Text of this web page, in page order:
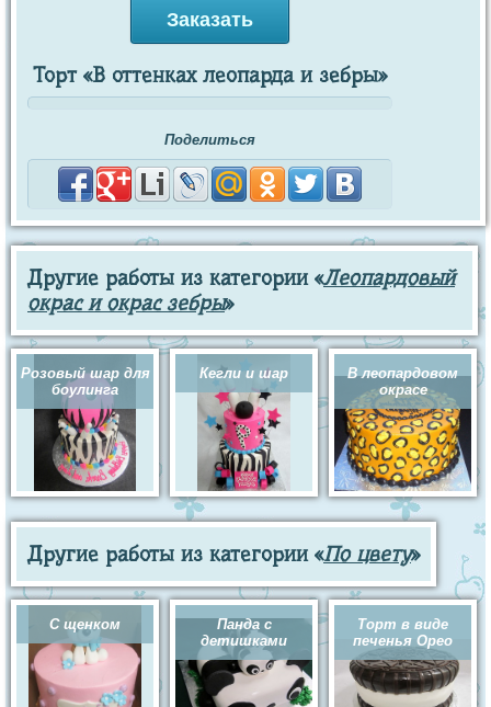
Заказать
Торт «В оттенках леопарда и зебры»
Поделиться
Другие работы из категории «Леопардовый
окрас и окрас зебры»
Розовый шар для
боулинга
Кегли и шар
В леопардовом
окрасе
Другие работы из категории «По цвету»
С щенком
Панда с
детишками
Торт в виде
печенья Орео